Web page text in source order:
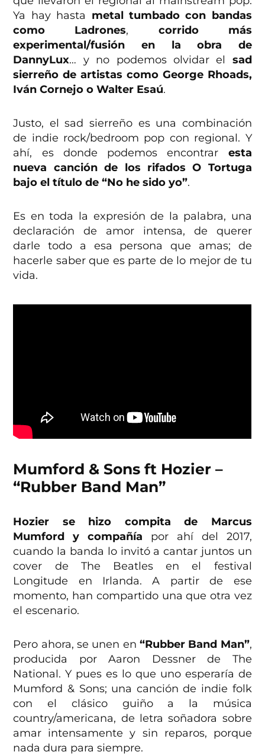
Ya hay hasta metal tumbado con bandas
como Ladrones, corrido más
experimental/fusión en la obra de
DannyLux… y no podemos olvidar el sad
sierreño de artistas como George Rhoads,
Iván Cornejo o Walter Esaú.
Justo, el sad sierreño es una combinación
de indie rock/bedroom pop con regional. Y
ahí, es donde podemos encontrar esta
nueva canción de los rifados O Tortuga
bajo el título de “No he sido yo”.
Es en toda la expresión de la palabra, una
declaración de amor intensa, de querer
darle todo a esa persona que amas; de
hacerle saber que es parte de lo mejor de tu
vida.
Mumford & Sons ft Hozier –
“Rubber Band Man”
Hozier se hizo compita de Marcus
Mumford y compañía por ahí del 2017,
cuando la banda lo invitó a cantar juntos un
cover de The Beatles en el festival
Longitude en Irlanda. A partir de ese
momento, han compartido una que otra vez
el escenario.
Pero ahora, se unen en “Rubber Band Man”,
producida por Aaron Dessner de The
National. Y pues es lo que uno esperaría de
Mumford & Sons; una canción de indie folk
con el clásico guiño a la música
country/americana, de letra soñadora sobre
amar intensamente y sin reparos, porque
nada dura para siempre.